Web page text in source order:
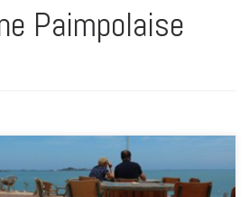
Paimpolaise